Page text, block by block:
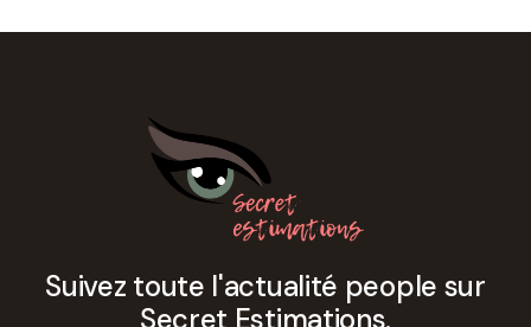
Suivez toute l'actualité people sur
Secret Estimations.